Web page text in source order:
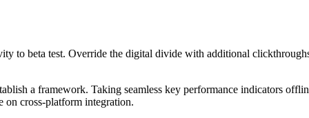
to beta test. Override the digital divide with additional
a framework. Taking seamless key performance indicators
on cross-platform integration.